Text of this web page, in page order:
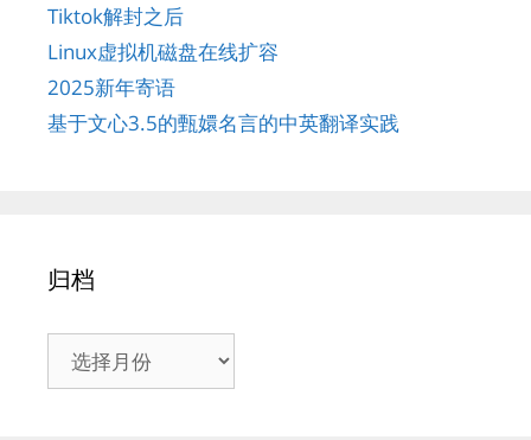
Tiktok解封之后
Linux虚拟机磁盘在线扩容
2025新年寄语
基于文心3.5的甄嬛名言的中英翻译实践
归档